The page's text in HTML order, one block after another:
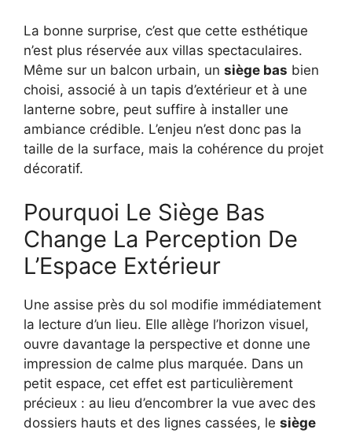
La bonne surprise, c’est que cette esthétique
n’est plus réservée aux villas spectaculaires.
Même sur un balcon urbain, un siège bas bien
choisi, associé à un tapis d’extérieur et à une
lanterne sobre, peut suffire à installer une
ambiance crédible. L’enjeu n’est donc pas la
taille de la surface, mais la cohérence du projet
décoratif.
Pourquoi Le Siège Bas
Change La Perception De
L’Espace Extérieur
Une assise près du sol modifie immédiatement
la lecture d’un lieu. Elle allège l’horizon visuel,
ouvre davantage la perspective et donne une
impression de calme plus marquée. Dans un
petit espace, cet effet est particulièrement
précieux : au lieu d’encombrer la vue avec des
dossiers hauts et des lignes cassées, le siège